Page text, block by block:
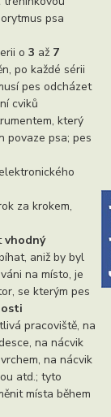
psa
o3 až 7
po každé sérii
pes odcházet
cviků
který
povaze psa; pes
za krokem,
vhodný
aniž by byl
na místo, je
se kterým pes
pracoviště, na
na nácvik
na nácvik
atd.; tyto
místa během